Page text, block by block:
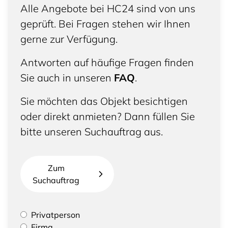
Alle Angebote bei HC24 sind von uns
geprüft. Bei Fragen stehen wir Ihnen
gerne zur Verfügung.
Antworten auf häufige Fragen finden
Sie auch in unseren FAQ.
Sie möchten das Objekt besichtigen
oder direkt anmieten? Dann füllen Sie
bitte unseren Suchauftrag aus.
Zum
Suchauftrag
Bitte geben Sie an, ob Sie eine Privatperson sind
Privatperson